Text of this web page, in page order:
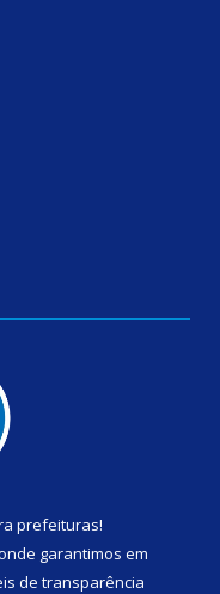
prefeituras!
garantimos em
de transparência